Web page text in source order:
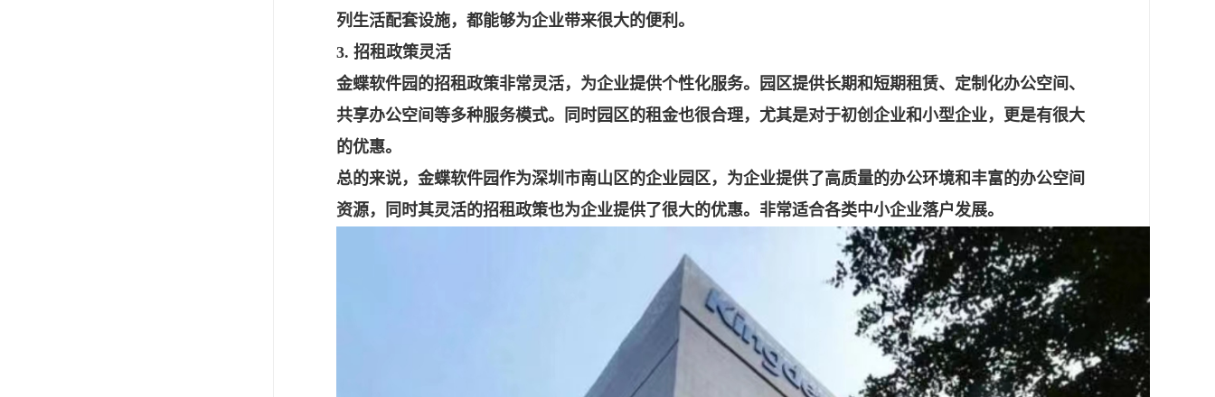
列生活配套设施，都能够为企业带来很大的便利。
3. 招租政策灵活
金蝶软件园的招租政策非常灵活，为企业提供个性化服务。园区提供长期和短期租赁、定制化办公空间、
共享办公空间等多种服务模式。同时园区的租金也很合理，尤其是对于初创企业和小型企业，更是有很大
的优惠。
总的来说，金蝶软件园作为深圳市南山区的企业园区，为企业提供了高质量的办公环境和丰富的办公空间
资源，同时其灵活的招租政策也为企业提供了很大的优惠。非常适合各类中小企业落户发展。